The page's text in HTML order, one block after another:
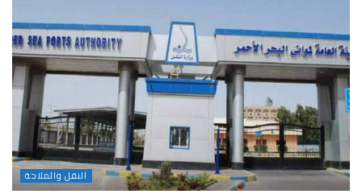
النقل والملاحة